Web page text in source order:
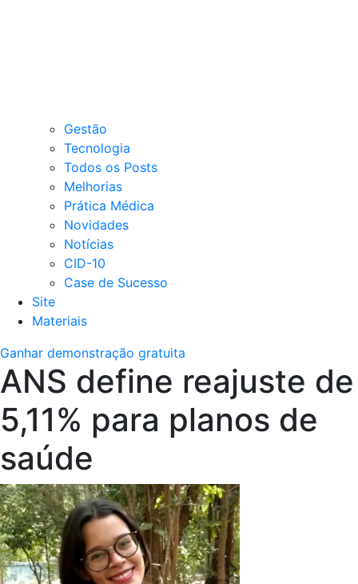
Gestão
Tecnologia
Todos os Posts
Melhorias
Prática Médica
Novidades
Notícias
CID-10
Case de Sucesso
Site
Materiais
Ganhar demonstração gratuita
ANS define reajuste de
5,11% para planos de
saúde